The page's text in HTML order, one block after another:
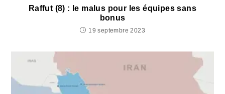
Raffut (8) : le malus pour les équipes sans
bonus
19 septembre 2023